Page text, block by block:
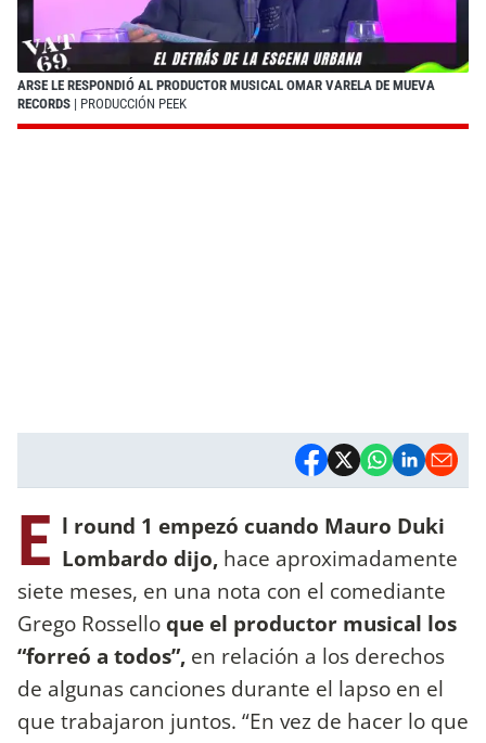
ARSE LE RESPONDIÓ AL PRODUCTOR MUSICAL OMAR VARELA DE MUEVA
RECORDS | PRODUCCIÓN PEEK
E l round 1 empezó cuando Mauro Duki
Lombardo dijo, hace aproximadamente
siete meses, en una nota con el comediante
Grego Rosselloque el productor musical los
“forreó a todos”, en relación a los derechos
de algunas canciones durante el lapso en el
que trabajaron juntos. “En vez de hacer lo que